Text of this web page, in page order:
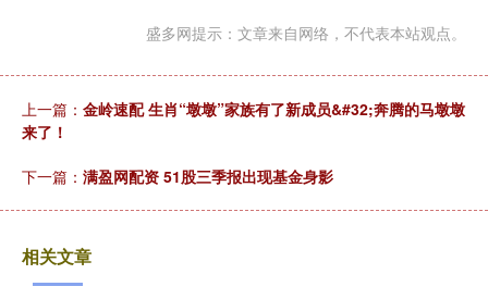
盛多网提示：文章来自网络，不代表本站观点。
上一篇： 金岭速配 生肖“墩墩”家族有了新成员&#32;奔腾的马墩墩
来了！
下一篇： 满盈网配资 51股三季报出现基金身影
相关文章